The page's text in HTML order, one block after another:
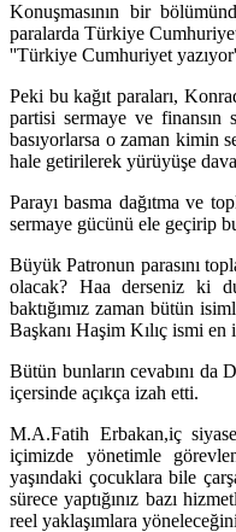
Konuşmasının bir
paralarda Türkiye
''Türkiye Cumhuriyet
Peki bu kağıt paraları,
partisi sermaye ve finansın
basıyorlarsa o zaman kimin
hale getirilerek yürüyüşe
Parayı basma dağıtma ve
sermaye gücünü ele geçirip
Büyük Patronun parasını
olacak? Haa derseniz ki
baktığımız zaman bütün
Başkanı Haşim Kılıç ismi
Bütün bunların cevabını
içersinde açıkça izah etti.
M.A.Fatih Erbakan,iç
içimizde yönetimle
yaşındaki çocuklara bile
sürece yaptığınız bazı
reel yaklaşımlara